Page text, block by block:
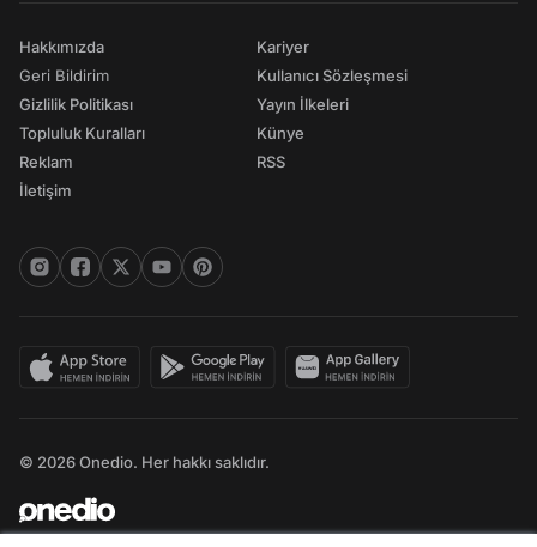
Hakkımızda
Geri Bildirim
Gizlilik Politikası
Topluluk Kuralları
Reklam
İletişim
Kariyer
Kullanıcı Sözleşmesi
Yayın İlkeleri
Künye
RSS
© 2026 Onedio. Her hakkı saklıdır.